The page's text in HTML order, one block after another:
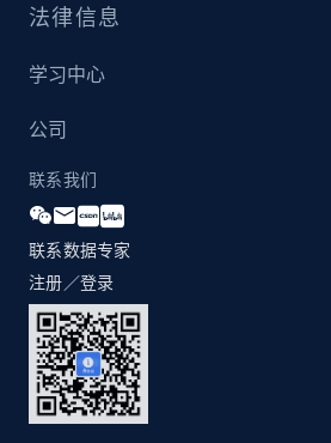
URL, Domain, Country code,
Sku, Product id, Product name,
and more.
2.1K+
Home Depot US - Gather data
using specified keywords
法律信息
学习中心
公司
联系我们
联系数据专家
注册／登录